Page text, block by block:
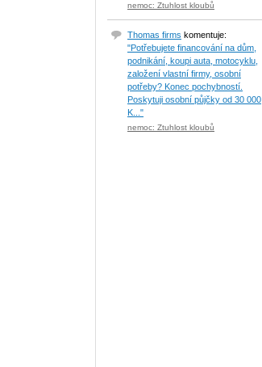
nemoc: Ztuhlost kloubů
Thomas firms komentuje:
"Potřebujete financování na dům,
podnikání, koupi auta, motocyklu,
založení vlastní firmy, osobní
potřeby? Konec pochybností.
Poskytuji osobní půjčky od 30 000
K..."
nemoc: Ztuhlost kloubů